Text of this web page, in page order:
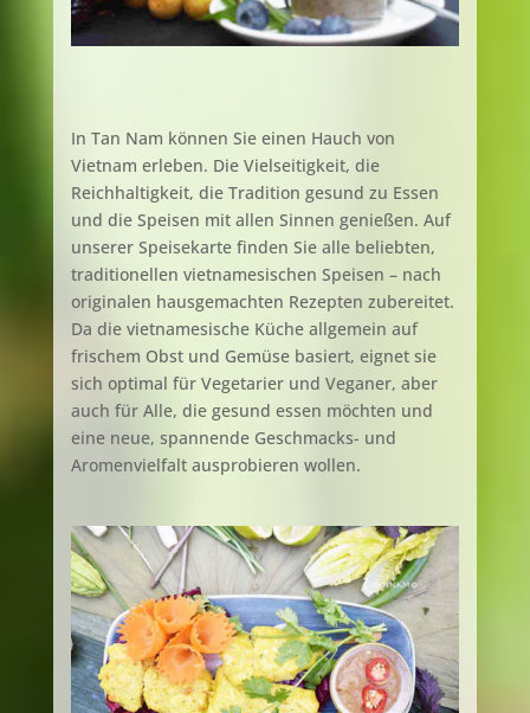
In Tan Nam können Sie einen Hauch von
Vietnam erleben. Die Vielseitigkeit, die
Reichhaltigkeit, die Tradition gesund zu Essen
und die Speisen mit allen Sinnen genießen. Auf
unserer Speisekarte finden Sie alle beliebten,
traditionellen vietnamesischen Speisen – nach
originalen hausgemachten Rezepten zubereitet.
Da die vietnamesische Küche allgemein auf
frischem Obst und Gemüse basiert, eignet sie
sich optimal für Vegetarier und Veganer, aber
auch für Alle, die gesund essen möchten und
eine neue, spannende Geschmacks- und
Aromenvielfalt ausprobieren wollen.